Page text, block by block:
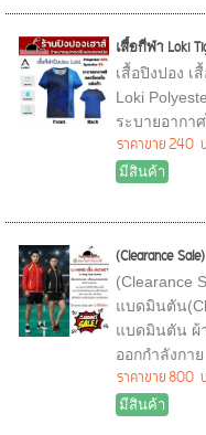
เสื้อกีฬา Loki
เสื้อปิงปอง เ
Loki
ระบายอากา
ราคาขาย240
มีสินค้า
(Clearance
(Clearance
แบดมินตัน
แบดมินตัน ผ้
ออกกำลังกา
ราคาขาย800
มีสินค้า